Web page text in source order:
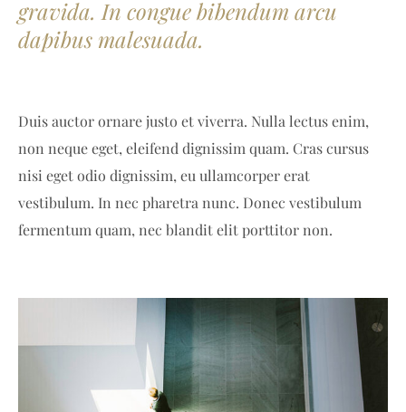
gravida. In congue bibendum arcu
dapibus malesuada.
Duis auctor ornare justo et viverra. Nulla lectus enim,
non neque eget, eleifend dignissim quam. Cras cursus
nisi eget odio dignissim, eu ullamcorper erat
vestibulum. In nec pharetra nunc. Donec vestibulum
fermentum quam, nec blandit elit porttitor non.